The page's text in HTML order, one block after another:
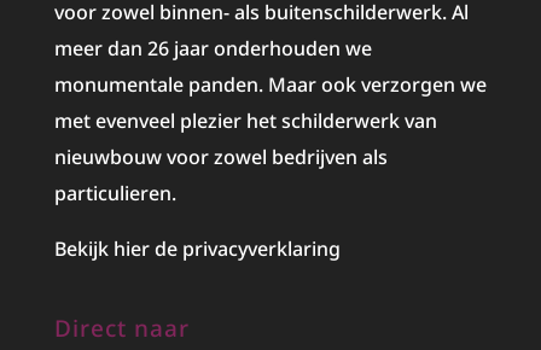
voor zowel binnen- als buitenschilderwerk. Al
meer dan 26 jaar onderhouden we
monumentale panden. Maar ook verzorgen we
met evenveel plezier hetschilderwerkvan
nieuwbouw voor zowel bedrijven als
particulieren.
Bekijk hier de privacyverklaring
Direct naar